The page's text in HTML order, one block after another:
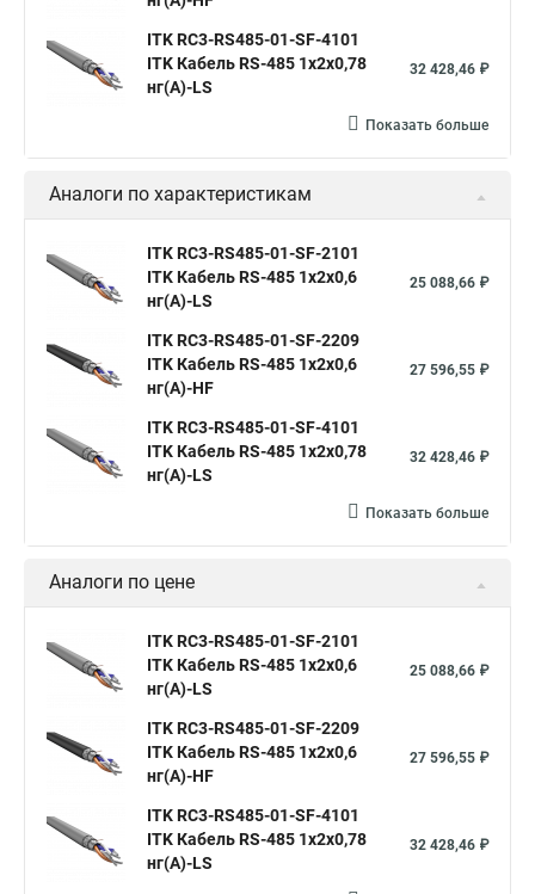
ITK RC3-RS485-01-SF-4101
ITK Кабель RS-485 1х2х0,78
нг(А)-LS
32 428,46 ₽
Показать больше
Аналоги по характеристикам
ITK RC3-RS485-01-SF-2101
ITK Кабель RS-485 1х2х0,6
нг(А)-LS
25 088,66 ₽
ITK RC3-RS485-01-SF-2209
ITK Кабель RS-485 1х2х0,6
нг(А)-HF
27 596,55 ₽
ITK RC3-RS485-01-SF-4101
ITK Кабель RS-485 1х2х0,78
нг(А)-LS
32 428,46 ₽
Показать больше
Аналоги по цене
ITK RC3-RS485-01-SF-2101
ITK Кабель RS-485 1х2х0,6
нг(А)-LS
25 088,66 ₽
ITK RC3-RS485-01-SF-2209
ITK Кабель RS-485 1х2х0,6
нг(А)-HF
27 596,55 ₽
ITK RC3-RS485-01-SF-4101
ITK Кабель RS-485 1х2х0,78
нг(А)-LS
32 428,46 ₽